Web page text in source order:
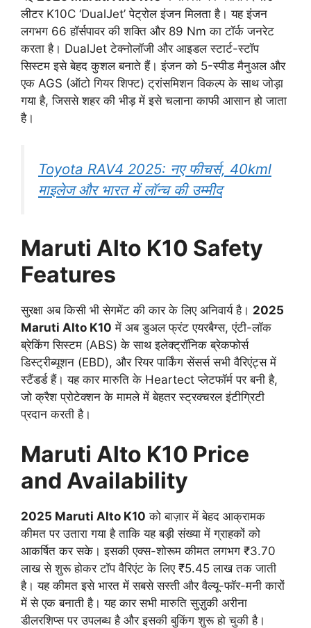
लीटर K10C ‘DualJet’ पेट्रोल इंजन मिलता है। यह इंजन
लगभग 66 हॉर्सपावर की शक्ति और 89 Nm का टॉर्क जनरेट
करता है। DualJet टेक्नोलॉजी और आइडल स्टार्ट-स्टॉप
सिस्टम इसे बेहद कुशल बनाते हैं। इंजन को 5-स्पीड मैनुअल और
एक AGS (ऑटो गियर शिफ्ट) ट्रांसमिशन विकल्प के साथ जोड़ा
गया है, जिससे शहर की भीड़ में इसे चलाना काफी आसान हो जाता
है।
Toyota RAV4 2025: नए फीचर्स, 40kml
माइलेज और भारत में लॉन्च की उम्मीद
Maruti Alto K10 Safety
Features
सुरक्षा अब किसी भी सेगमेंट की कार के लिए अनिवार्य है। 2025
Maruti Alto K10 में अब डुअल फ्रंट एयरबैग्स, एंटी-लॉक
ब्रेकिंग सिस्टम (ABS) के साथ इलेक्ट्रॉनिक ब्रेकफोर्स
डिस्ट्रीब्यूशन (EBD), और रियर पार्किंग सेंसर्स सभी वैरिएंट्स में
स्टैंडर्ड हैं। यह कार मारुति के Heartect प्लेटफॉर्म पर बनी है,
जो क्रैश प्रोटेक्शन के मामले में बेहतर स्ट्रक्चरल इंटीग्रिटी
प्रदान करती है।
Maruti Alto K10 Price
and Availability
2025 Maruti Alto K10 को बाज़ार में बेहद आक्रामक
कीमत पर उतारा गया है ताकि यह बड़ी संख्या में ग्राहकों को
आकर्षित कर सके। इसकी एक्स-शोरूम कीमत लगभग ₹3.70
लाख से शुरू होकर टॉप वैरिएंट के लिए ₹5.45 लाख तक जाती
है। यह कीमत इसे भारत में सबसे सस्ती और वैल्यू-फॉर-मनी कारों
में से एक बनाती है। यह कार सभी मारुति सुज़ुकी अरीना
डीलरशिप्स पर उपलब्ध है और इसकी बुकिंग शुरू हो चुकी है।